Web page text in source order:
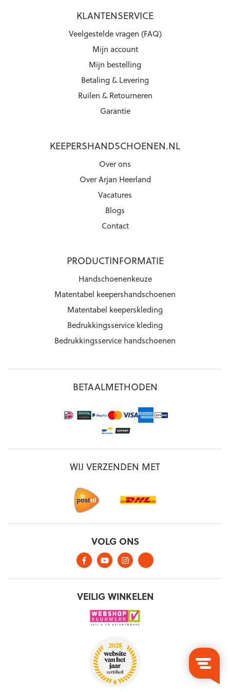
KLANTENSERVICE
Veelgestelde vragen (FAQ)
Mijn account
Mijn bestelling
Betaling & Levering
Ruilen & Retourneren
Garantie
KEEPERSHANDSCHOENEN.NL
Over ons
Over Arjan Heerland
Vacatures
Blogs
Contact
PRODUCTINFORMATIE
Handschoenenkeuze
Matentabel keepershandschoenen
Matentabel keeperskleding
Bedrukkingsservice kleding
Bedrukkingsservice handschoenen
BETAALMETHODEN
WIJ VERZENDEN MET